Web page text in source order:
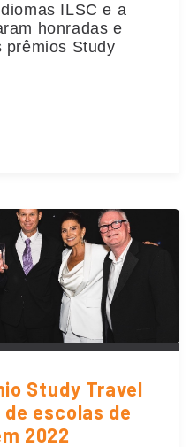
ILSC e a
honradas e
prêmios Study
Study Travel
escolas de
2022